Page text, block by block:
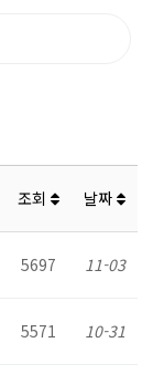
조회 날짜
5697 11-03
5571 10-31